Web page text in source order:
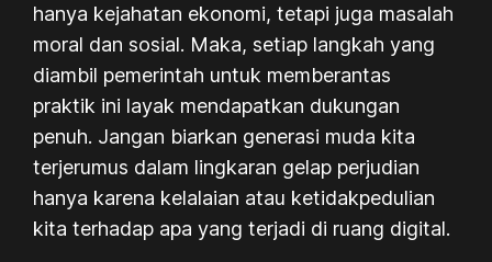
hanya kejahatan ekonomi, tetapi juga masalah
moral dan sosial. Maka, setiap langkah yang
diambil pemerintah untuk memberantas
praktik ini layak mendapatkan dukungan
penuh. Jangan biarkan generasi muda kita
terjerumus dalam lingkaran gelap perjudian
hanya karena kelalaian atau ketidakpedulian
kita terhadap apa yang terjadi di ruang digital.